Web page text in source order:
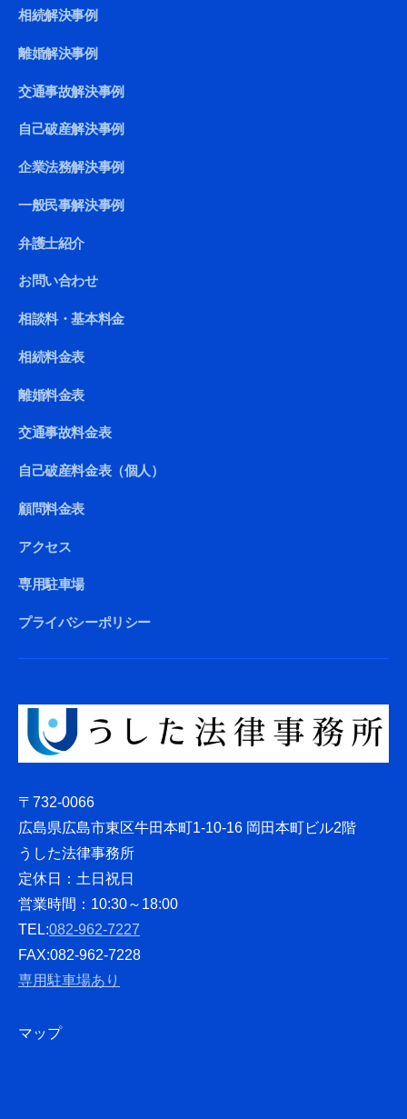
相続解決事例
離婚解決事例
交通事故解決事例
自己破産解決事例
企業法務解決事例
一般民事解決事例
弁護士紹介
お問い合わせ
相談料・基本料金
相続料金表
離婚料金表
交通事故料金表
自己破産料金表（個人）
顧問料金表
アクセス
専用駐車場
プライバシーポリシー
〒732-0066
広島県広島市東区牛田本町1-10-16 岡田本町ビル2階
うした法律事務所
定休日：土日祝日
営業時間：10:30～18:00
TEL:082-962-7227
FAX:082-962-7228
専用駐車場あり
マップ